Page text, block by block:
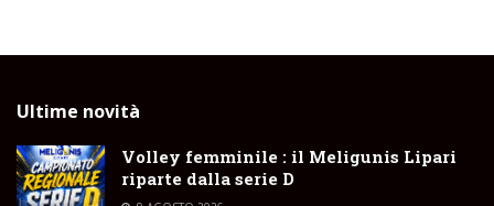
Ultime novità
Volley femminile : il Meligunis Lipari
riparte dalla serie D